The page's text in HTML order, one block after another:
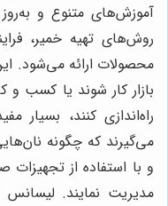
آموزش‌های متنوع و
روش‌های تهیه خمیر،
محصولات ارائه می‌شود.
بازار کار شوند یا کسب و
راه‌اندازی کنند، بسیار
می‌گیرند که چگونه
و با استفاده از تجهیزات
مدیریت نمایند. لیسانس